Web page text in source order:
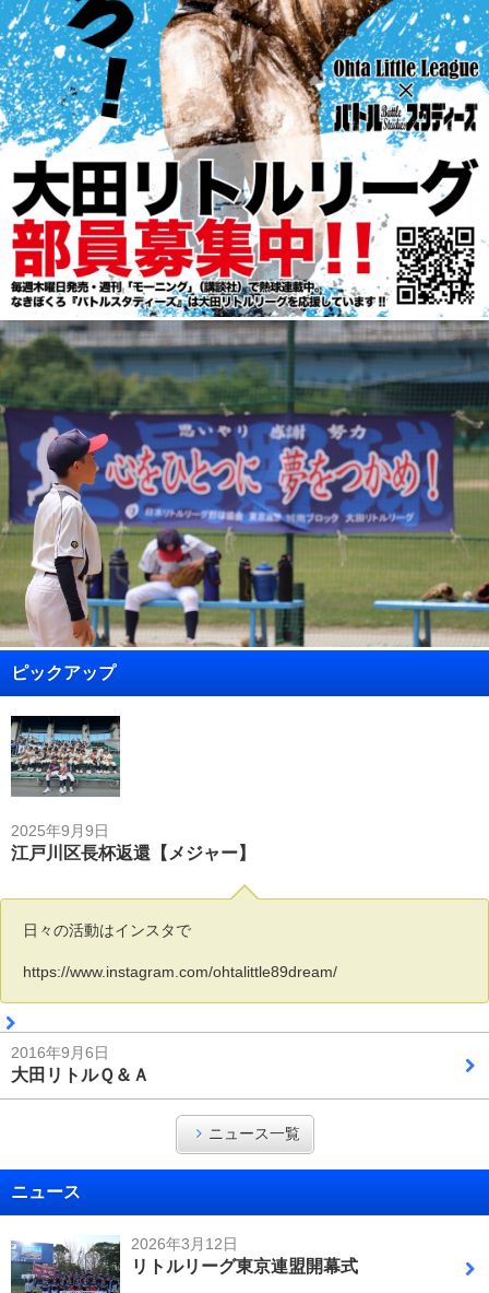
ピックアップ
2025年9月9日
江戸川区長杯返還【メジャー】
日々の活動はインスタで
https://www.instagram.com/ohtalittle89dream/
2016年9月6日
大田リトルＱ＆Ａ
ニュース一覧
ニュース
2026年3月12日
リトルリーグ東京連盟開幕式